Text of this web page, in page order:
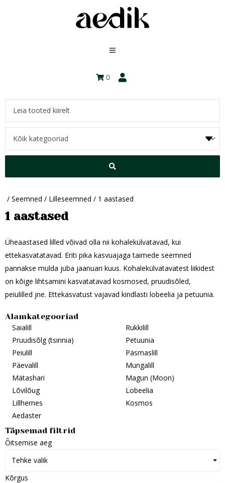
0
/ Seemned / Lilleseemned / 1 aastased
1 aastased
Üheaastased lilled võivad olla nii kohalekülvatavad, kui
ettekasvatatavad. Eriti pika kasvuajaga taimede seemned
pannakse mulda juba jaanuari kuus. Kohalekülvatavatest liikidest
on kõige lihtsamini kasvatatavad kosmosed, pruudisõled,
peiulilled jne. Ettekasvatust vajavad kindlasti lobeelia ja petuunia.
Alamkategooriad
Saialill
Rukkilill
Pruudisõlg (tsinnia)
Petuunia
Peiulill
Päsmaslill
Päevalill
Mungalill
Mätashari
Magun (Moon)
Lõvilõug
Lobeelia
Lillhernes
Kosmos
Aedaster
Täpsemad filtrid
Õitsemise aeg
Tehke valik
Kõrgus